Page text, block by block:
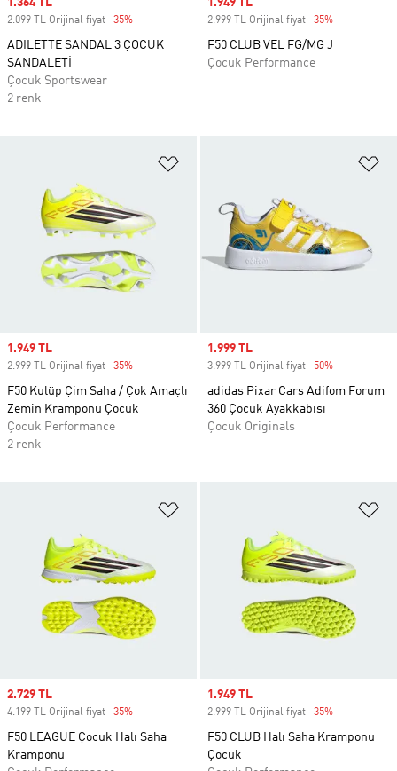
Sale price
1.364 TL
2.099 TL Orijinal fiyat -35%
ADILETTE SANDAL 3 ÇOCUK
SANDALETİ
Çocuk Sportswear
2 renk
Sale price
1.949 TL
2.999 TL Orijinal fiyat -35%
F50 CLUB VEL FG/MG J
Çocuk Performance
Sale price
1.949 TL
2.999 TL Orijinal fiyat -35%
F50 Kulüp Çim Saha / Çok Amaçlı
Zemin Kramponu Çocuk
Çocuk Performance
2 renk
Sale price
1.999 TL
3.999 TL Orijinal fiyat -50%
adidas Pixar Cars Adifom Forum
360 Çocuk Ayakkabısı
Çocuk Originals
Sale price
2.729 TL
4.199 TL Orijinal fiyat -35%
F50 LEAGUE Çocuk Halı Saha
Kramponu
Sale price
1.949 TL
2.999 TL Orijinal fiyat -35%
F50 CLUB Halı Saha Kramponu
Çocuk